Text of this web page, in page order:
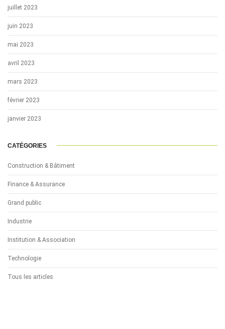
juillet 2023
juin 2023
mai 2023
avril 2023
mars 2023
février 2023
janvier 2023
CATÉGORIES
Construction & Bâtiment
Finance & Assurance
Grand public
Industrie
Institution & Association
Technologie
Tous les articles